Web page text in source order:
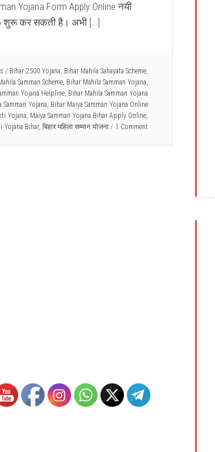
Yojana Form Apply Online नयी
शुरू कर सकती है। अभी […]
/ Bihar 2500 Yojana, Bihar Mahila Sahayata Scheme,
Samman Scheme, Bihar Mahila Samman Yojana,
Yojana Helpline, Bihar Mahila Samman Yojana
Samman Yojana, Bihar Maiya Samman Yojana Online
Yojana, Maiya Samman Yojana Bihar Apply Online,
Yojana Bihar, बिहार महिला सम्मान योजना 1 Comment